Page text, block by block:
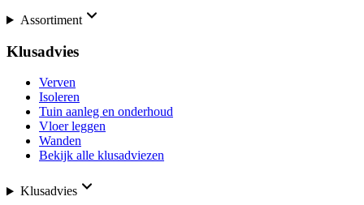
Assortiment
Klusadvies
Verven
Isoleren
Tuin aanleg en onderhoud
Vloer leggen
Wanden
Bekijk alle klusadviezen
Klusadvies